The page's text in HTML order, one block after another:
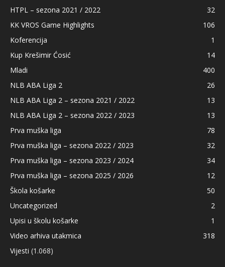
HTPL – sezona 2021 / 2022
32
KK VROS Game Highlights
106
Koferencija
1
Kup Krešimir Ćosić
14
Mladi
400
NLB ABA Liga 2
26
NLB ABA Liga 2 – sezona 2021 / 2022
13
NLB ABA Liga 2 – sezona 2022 / 2023
13
Prva muška liga
78
Prva muška liga – sezona 2022 / 2023
32
Prva muška liga – sezona 2023 / 2024
34
Prva muška liga – sezona 2025 / 2026
12
Škola košarke
50
Uncategorized
2
Upisi u školu košarke
1
Video arhiva utakmica
318
Vijesti (1.068)